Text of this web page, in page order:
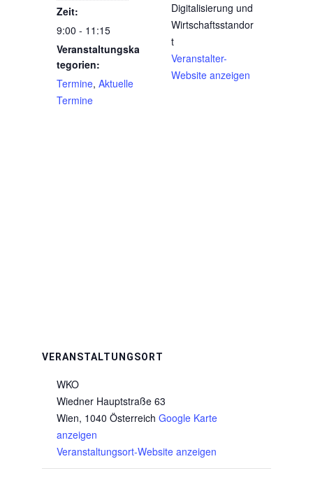
Zeit:
9:00 - 11:15
Veranstaltungska
tegorien:
Termine, Aktuelle
Termine
Digitalisierung und
Wirtschaftsstandor
t
Veranstalter-
Website anzeigen
VERANSTALTUNGSORT
WKO
Wiedner Hauptstraße 63
Wien, 1040 Österreich Google Karte
anzeigen
Veranstaltungsort-Website anzeigen